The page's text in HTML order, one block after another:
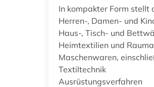
In kompakter Form stellt
Herren-, Damen- und
Haus-, Tisch- und
Heimtextilien und
Maschenwaren,
Textiltechnik
Ausrüstungsverfahren